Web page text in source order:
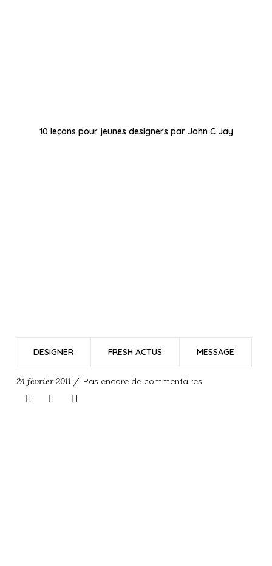
10 leçons pour jeunes designers par John C Jay
DESIGNER FRESH ACTUS MESSAGE
24 février 2011 / Pas encore de commentaires